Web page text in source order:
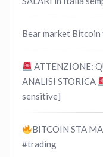
Bear market Bitcoin
ATTENZIONE:
ANALISI STORICA
sensitive]
BITCOIN STA
#trading